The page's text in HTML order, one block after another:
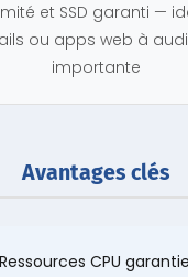
et SSD garanti —
ou apps web à
importante
Avantages clés
Ressources CPU